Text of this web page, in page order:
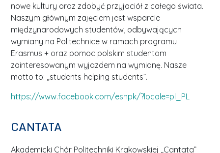
nowe kultury oraz zdobyć przyjaciół z całego świata.
Naszym głównym zajęciem jest wsparcie
międzynarodowych studentów, odbywających
wymiany na Politechnice w ramach programu
Erasmus + oraz pomoc polskim studentom
zainteresowanym wyjazdem na wymianę. Nasze
motto to: „students helping students”.
https://www.facebook.com/esnpk/?locale=pl_PL
CANTATA
Akademicki Chór Politechniki Krakowskiej „Cantata”